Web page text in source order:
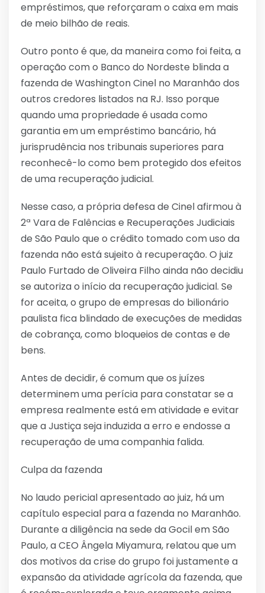
empréstimos, que reforçaram o caixa em mais
de meio bilhão de reais.
Outro ponto é que, da maneira como foi feita, a
operação com o Banco do Nordeste blinda a
fazenda de Washington Cinel no Maranhão dos
outros credores listados na RJ. Isso porque
quando uma propriedade é usada como
garantia em um empréstimo bancário, há
jurisprudência nos tribunais superiores para
reconhecê-lo como bem protegido dos efeitos
de uma recuperação judicial.
Nesse caso, a própria defesa de Cinel afirmou à
2ª Vara de Falências e Recuperações Judiciais
de São Paulo que o crédito tomado com uso da
fazenda não está sujeito à recuperação. O juiz
Paulo Furtado de Oliveira Filho ainda não decidiu
se autoriza o início da recuperação judicial. Se
for aceita, o grupo de empresas do bilionário
paulista fica blindado de execuções de medidas
de cobrança, como bloqueios de contas e de
bens.
Antes de decidir, é comum que os juízes
determinem uma perícia para constatar se a
empresa realmente está em atividade e evitar
que a Justiça seja induzida a erro e endosse a
recuperação de uma companhia falida.
Culpa da fazenda
No laudo pericial apresentado ao juiz, há um
capítulo especial para a fazenda no Maranhão.
Durante a diligência na sede da Gocil em São
Paulo, a CEO Ângela Miyamura, relatou que um
dos motivos da crise do grupo foi justamente a
expansão da atividade agrícola da fazenda, que